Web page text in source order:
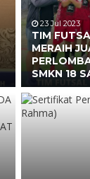
23 Jul 2023
TIM
MERAIH
SMKN 18